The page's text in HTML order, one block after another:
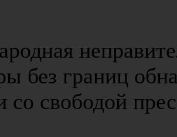
без границ
со свободой